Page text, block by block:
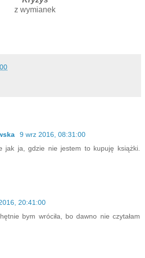
z wymianek
9 wrz 2016, 08:31:00
jak ja, gdzie nie jestem to kupuję książki.
20:41:00
bym wróciła, bo dawno nie czytałam